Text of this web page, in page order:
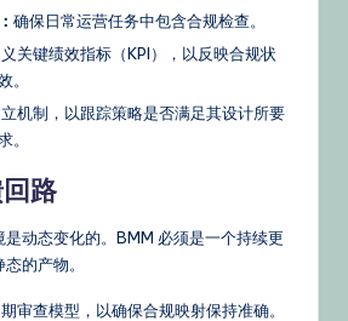
确保日常运营任务中包含合规检查。
关键绩效指标（KPI），以反映合规状
。
机制，以跟踪策略是否满足其设计所要
。
路
动态变化的。BMM 必须是一个持续更
的产物。
审查模型，以确保合规映射保持准确。